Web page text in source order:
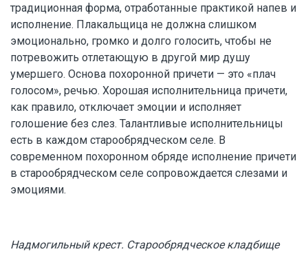
традиционная форма, отработанные практикой напев и
исполнение. Плакальщица не должна слишком
эмоционально, громко и долго голосить, чтобы не
потревожить отлетающую в другой мир душу
умершего. Основа похоронной причети — это «плач
голосом», речью. Хорошая исполнительница причети,
как правило, отключает эмоции и исполняет
голошение без слез. Талантливые исполнительницы
есть в каждом старообрядческом селе. В
современном похоронном обряде исполнение причети
в старообрядческом селе сопровождается слезами и
эмоциями.
Надмогильный крест. Старообрядческое кладбище